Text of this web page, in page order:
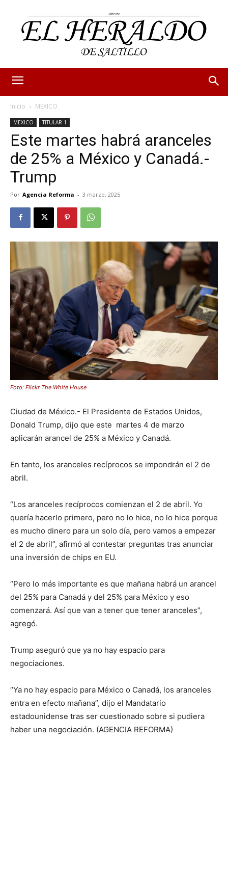
Inicio MEXICO
MEXICO TITULAR 1
Este martes habrá aranceles
de 25% a México y Canadá.-
Trump
Por Agencia Reforma - 3 marzo, 2025
Foto: Flickr The White House
Ciudad de México.- El Presidente de Estados Unidos,
Donald Trump, dijo que este martes 4 de marzo
aplicarán arancel de 25% a México y Canadá.
En tanto, los aranceles recíprocos se impondrán el 2 de
abril.
“Los aranceles recíprocos comienzan el 2 de abril. Yo
quería hacerlo primero, pero no lo hice, no lo hice porque
es mucho dinero para un solo día, pero vamos a empezar
el 2 de abril”, afirmó al contestar preguntas tras anunciar
una inversión de chips en EU.
“Pero lo más importante es que mañana habrá un arancel
del 25% para Canadá y del 25% para México y eso
comenzará. Así que van a tener que tener aranceles”,
agregó.
Trump aseguró que ya no hay espacio para
negociaciones.
“Ya no hay espacio para México o Canadá, los aranceles
entra en efecto mañana”, dijo el Mandatario
estadounidense tras ser cuestionado sobre si pudiera
haber una negociación. (AGENCIA REFORMA)